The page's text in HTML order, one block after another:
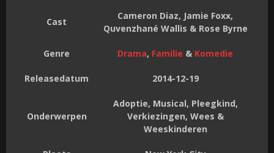
Cast
Cameron Diaz, Jamie Foxx,
Quvenzhané Wallis & Rose Byrne
Genre Drama, Familie & Komedie
Releasedatum 2014-12-19
Onderwerpen
Adoptie, Musical, Pleegkind,
Verkiezingen, Wees &
Weeskinderen